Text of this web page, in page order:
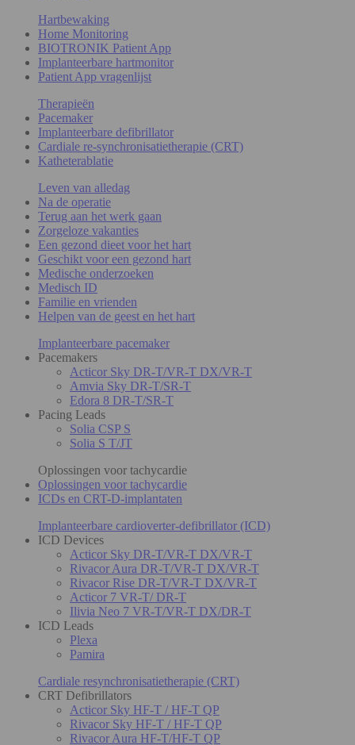
Hartbewaking
Home Monitoring
BIOTRONIK Patient App
Implanteerbare hartmonitor
Patient App vragenlijst
Therapieën
Pacemaker
Implanteerbare defibrillator
Cardiale re-synchronisatietherapie (CRT)
Katheterablatie
Leven van alledag
Na de operatie
Terug aan het werk gaan
Zorgeloze vakanties
Een gezond dieet voor het hart
Geschikt voor een gezond hart
Medische onderzoeken
Medisch ID
Familie en vrienden
Helpen van de geest en het hart
Implanteerbare pacemaker
Pacemakers
Acticor Sky DR-T/VR-T DX/VR-T
Amvia Sky DR-T/SR-T
Edora 8 DR-T/SR-T
Pacing Leads
Solia CSP S
Solia S T/JT
Oplossingen voor tachycardie
Oplossingen voor tachycardie
ICDs en CRT-D-implantaten
Implanteerbare cardioverter-defibrillator (ICD)
ICD Devices
Acticor Sky DR-T/VR-T DX/VR-T
Rivacor Aura DR-T/VR-T DX/VR-T
Rivacor Rise DR-T/VR-T DX/VR-T
Acticor 7 VR-T/ DR-T
Ilivia Neo 7 VR-T/VR-T DX/DR-T
ICD Leads
Plexa
Pamira
Cardiale resynchronisatietherapie (CRT)
CRT Defibrillators
Acticor Sky HF-T / HF-T QP
Rivacor Sky HF-T / HF-T QP
Rivacor Aura HF-T/HF-T QP